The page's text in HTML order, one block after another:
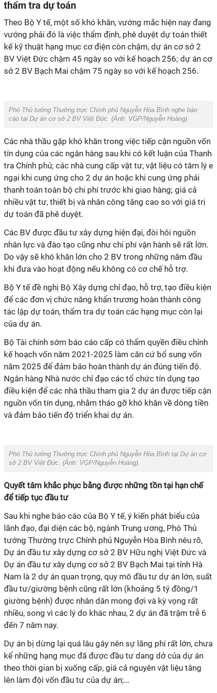
thẩm tra dự toán
Theo Bộ Y tế, một số khó khăn, vướng mắc hiện nay đang
vướng phải đó là việc thẩm định, phê duyệt dự toán thiết
kế kỹ thuật hạng mục cơ điện còn chậm, dự án cơ sở 2
BV Việt Đức chậm 45 ngày so với kế hoạch 256; dự án cơ
sở 2 BV Bạch Mai chậm 75 ngày so với kế hoạch 256.
Phó Thủ tướng Thường trực Chính phủ Nguyễn Hòa Bình nghe báo
cáo tại Dự án cơ sở 2 BV Việt Đức. (Ảnh: VGP/Nguyễn Hoàng).
Các nhà thầu gặp khó khăn trong việc tiếp cận nguồn vốn
tín dụng của các ngân hàng sau khi có kết luận của Thanh
tra Chính phủ; các nhà cung cấp vật tư, vật liệu có tâm lý e
ngại khi cung ứng cho 2 dự án hoặc khi cung ứng phải
thanh toán toàn bộ chi phí trước khi giao hàng; giá cả
nhiều vật tư, thiết bị và nhân công tăng cao so với giá trị
dự toán đã phê duyệt.
Các BV được đầu tư xây dựng hiện đại, đòi hỏi nguồn
nhân lực và đào tạo cũng như chi phí vận hành sẽ rất lớn.
Do vậy sẽ khó khăn lớn cho 2 BV trong những năm đầu
khi đưa vào hoạt động nếu không có cơ chế hỗ trợ.
Bộ Y tế đề nghị Bộ Xây dựng chỉ đạo, hỗ trợ, tạo điều kiện
để các đơn vị chức năng khẩn trương hoàn thành công
tác lập dự toán, thẩm tra dự toán các hạng mục còn lại
của dự án.
Bộ Tài chính sớm báo cáo cấp có thẩm quyền điều chỉnh
kế hoạch vốn năm 2021-2025 làm căn cứ bổ sung vốn
năm 2025 để đảm bảo hoàn thành dự án đúng tiến độ.
Ngân hàng Nhà nước chỉ đạo các tổ chức tín dụng tạo
điều kiện để các nhà thầu tham gia 2 dự án được tiếp cận
nguồn vốn tín dụng, nhằm tháo gỡ khó khăn về dòng tiền
và đảm bảo tiến độ triển khai dự án.
Phó Thủ tướng Thường trực Chính phủ Nguyễn Hòa Bình tại Dự án cơ
sở 2 BV Việt Đức. (Ảnh: VGP/Nguyễn Hoàng).
Quyết tâm khắc phục bằng được những tồn tại hạn chế
để tiếp tục đầu tư
Sau khi nghe báo cáo của Bộ Y tế, ý kiến phát biểu của
lãnh đạo, đại diện các bộ, ngành Trung ương, Phó Thủ
tướng Thường trực Chính phủ Nguyễn Hòa Bình nêu rõ,
Dự án đầu tư xây dựng cơ sở 2 BV Hữu nghị Việt Đức và
Dự án đầu tư xây dựng cơ sở 2 BV Bạch Mai tại tỉnh Hà
Nam là 2 dự án quan trọng, quy mô đầu tư dự án lớn, suất
đầu tư/giường bệnh cũng rất lớn (khoảng 5 tỷ đồng/1
giường bệnh) được nhân dân mong đợi và kỳ vọng rất
nhiều, song vì các lý do khác nhau, 2 dự án đã trậm trễ 6
đến 7 năm nay.
Dự án bị dừng lại quá lâu gây nên sự lãng phí rất lớn, chưa
kể những hạng mục đã được đầu tư dang dở của dự án
theo thời gian bị xuống cấp, giá cả nguyên vật liệu tăng
lên làm đội vốn đầu tư của dự án;…